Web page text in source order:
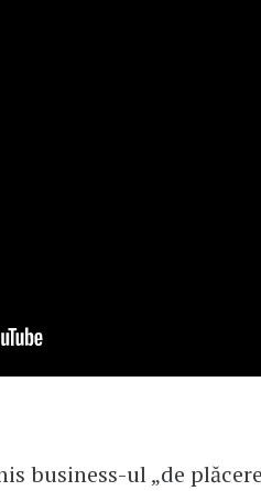
business-ul „de